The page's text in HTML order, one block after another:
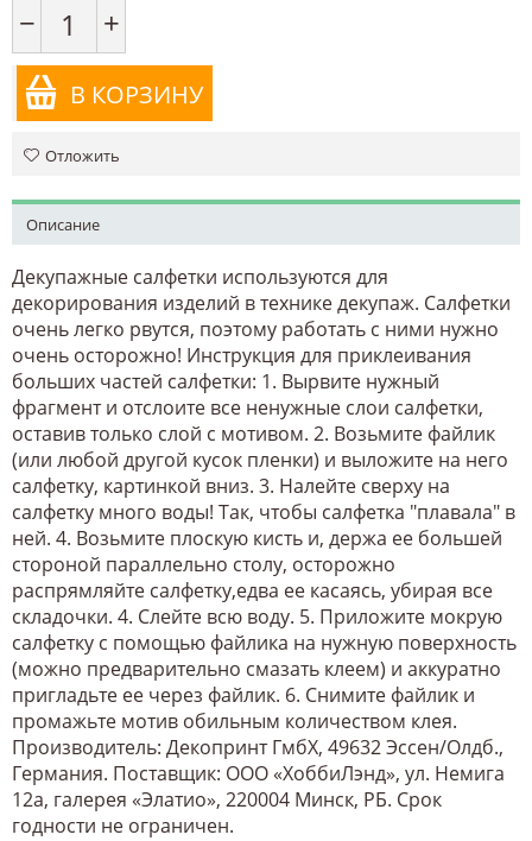
− +
В КОРЗИНУ
Отложить
Описание
Декупажные салфетки используются для
декорирования изделий в технике декупаж. Салфетки
очень легко рвутся, поэтому работать с ними нужно
очень осторожно! Инструкция для приклеивания
больших частей салфетки: 1. Вырвите нужный
фрагмент и отслоите все ненужные слои салфетки,
оставив только слой с мотивом. 2. Возьмите файлик
(или любой другой кусок пленки) и выложите на него
салфетку, картинкой вниз. 3. Налейте сверху на
салфетку много воды! Так, чтобы салфетка "плавала" в
ней. 4. Возьмите плоскую кисть и, держа ее большей
стороной параллельно столу, осторожно
распрямляйте салфетку,едва ее касаясь, убирая все
складочки. 4. Слейте всю воду. 5. Приложите мокрую
салфетку с помощью файлика на нужную поверхность
(можно предварительно смазать клеем) и аккуратно
пригладьте ее через файлик. 6. Снимите файлик и
промажьте мотив обильным количеством клея.
Производитель: Декопринт ГмбХ, 49632 Эссен/Олдб.,
Германия. Поставщик: ООО «ХоббиЛэнд», ул. Немига
12а, галерея «Элатио», 220004 Минск, РБ. Срок
годности не ограничен.